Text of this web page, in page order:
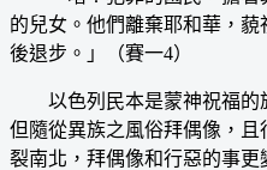
的兒女。他們離棄耶和華，
後退步。」（賽一4）
以色列民本是蒙神祝福的
但隨從異族之風俗拜偶像，
裂南北，拜偶像和行惡的事